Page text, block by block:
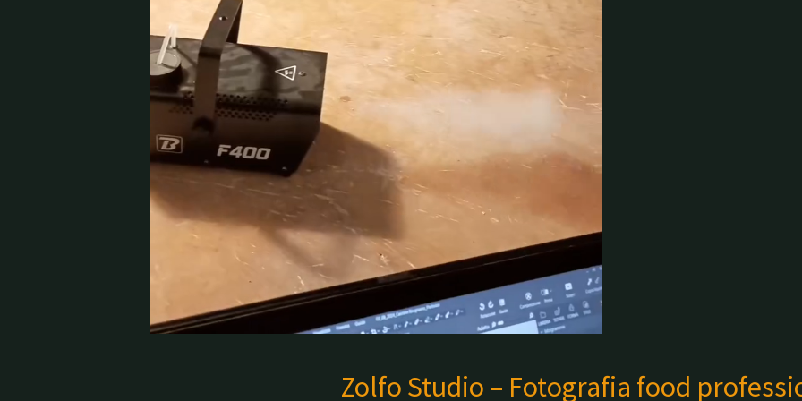
Zolfo Studio – Fotografia food